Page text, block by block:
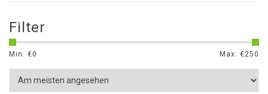
Filter
Min: €0 Max: €250